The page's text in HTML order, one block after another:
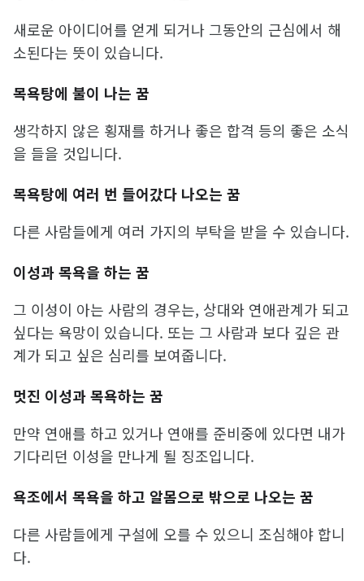
새로운 아이디어를 얻게 되거나 그동안의 근심에서 해
소된다는 뜻이 있습니다.
목욕탕에 불이 나는 꿈
생각하지 않은 횡재를 하거나 좋은 합격 등의 좋은 소식
을 들을 것입니다.
목욕탕에 여러 번 들어갔다 나오는 꿈
다른 사람들에게 여러 가지의 부탁을 받을 수 있습니다.
이성과 목욕을 하는 꿈
그 이성이 아는 사람의 경우는, 상대와 연애관계가 되고
싶다는 욕망이 있습니다. 또는 그 사람과 보다 깊은 관
계가 되고 싶은 심리를 보여줍니다.
멋진 이성과 목욕하는 꿈
만약 연애를 하고 있거나 연애를 준비중에 있다면 내가
기다리던 이성을 만나게 될 징조입니다.
욕조에서 목욕을 하고 알몸으로 밖으로 나오는 꿈
다른 사람들에게 구설에 오를 수 있으니 조심해야 합니
다.